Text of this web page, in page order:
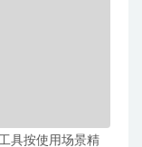
具按使用场景精